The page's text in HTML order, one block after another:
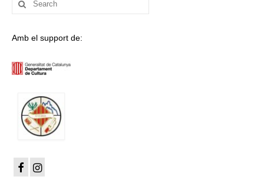
for:
Amb el support de: